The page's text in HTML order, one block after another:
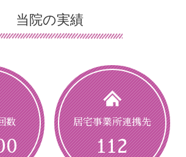
当院の実績
数 居宅事業所連携先
112
～430円前後なのでご負担少な
とが可能です。
無料体験を確認する